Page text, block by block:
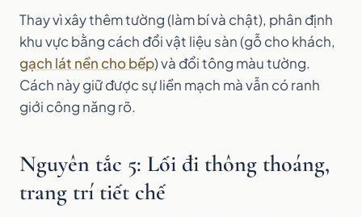
Thay vì xây thêm tường (làm bí và chật), phân định
khu vực bằng cách đổi vật liệu sàn (gỗ cho khách,
gạch lát nền cho bếp) và đổi tông màu tường.
Cách này giữ được sự liền mạch mà vẫn có ranh
giới công năng rõ.
Nguyên tắc 5: Lối đi thông thoáng,
trang trí tiết chế